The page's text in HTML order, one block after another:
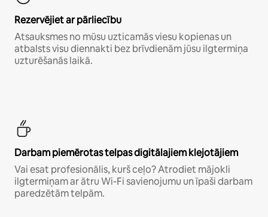
Rezervējiet ar pārliecību
Atsauksmes no mūsu uzticamās viesu kopienas un
atbalsts visu diennakti bez brīvdienām jūsu ilgtermiņa
uzturēšanās laikā.
Darbam piemērotas telpas digitālajiem klejotājiem
Vai esat profesionālis, kurš ceļo? Atrodiet mājokli
ilgtermiņam ar ātru Wi-Fi savienojumu un īpaši darbam
paredzētām telpām.